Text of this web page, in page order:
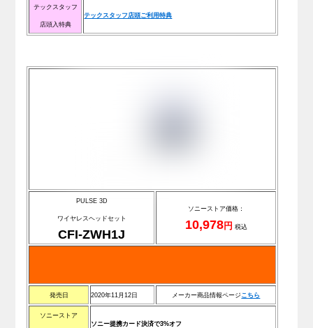
テックスタッフ
店頭入特典
テックスタッフ店頭ご利用特典
PULSE 3D
ワイヤレスヘッドセット
CFI-ZWH1J
ソニーストア価格：
10,978円 税込
発売日 2020年11月12日 メーカー商品情報ページこちら
ソニーストア
ソニー提携カード決済で3%オフ